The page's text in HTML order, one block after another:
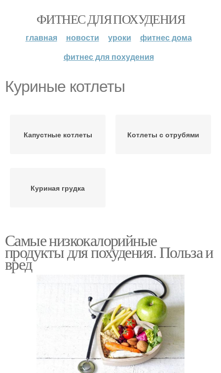
ФИТНЕС ДЛЯ ПОХУДЕНИЯ
главная новости уроки
фитнес дома
фитнес для похудения
Куриные котлеты
Капустные котлеты Котлеты с отрубями
Куриная грудка
Самые низкокалорийные
продукты для похудения. Польза и
вред